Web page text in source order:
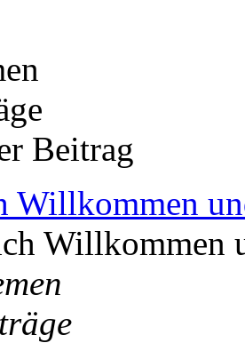
Beitrag
Willkommen
Willkommen